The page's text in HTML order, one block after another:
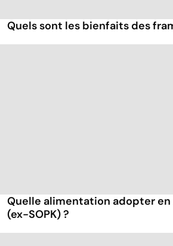
Quels sont les bienfaits des
Quelle alimentation adopter en
(ex-SOPK) ?